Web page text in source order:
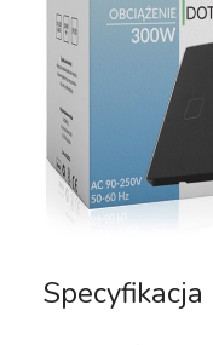
Specyfikacja